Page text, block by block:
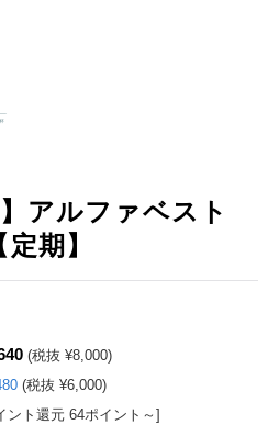
アルファベスト
期】
(税抜 ¥8,000)
(税抜 ¥6,000)
ント還元 64ポイント～]